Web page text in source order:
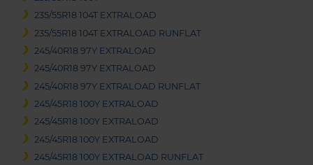
235/55R18 104T EXTRALOAD
235/55R18 104T EXTRALOAD RUNFLAT
245/40R18 97Y EXTRALOAD
245/40R18 97Y EXTRALOAD
245/40R18 97Y EXTRALOAD RUNFLAT
245/45R18 100Y EXTRALOAD
245/45R18 100Y EXTRALOAD
245/45R18 100Y EXTRALOAD
245/45R18 100Y EXTRALOAD RUNFLAT